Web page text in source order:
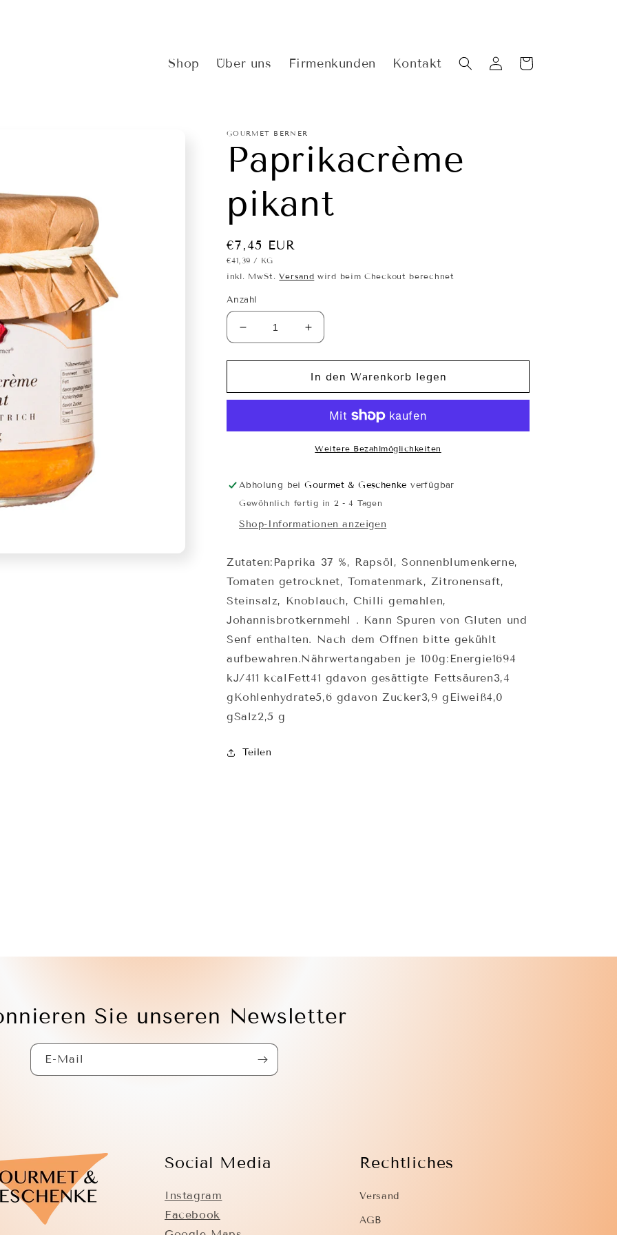
Shop Über uns Firmenkunden Kontakt EinloggenWarenkorb
GOURMET BERNER
Paprikacrème
pikant
Normaler
Preis
€7,45 EUR
GRUNDPREIS
€41,39 / PRO
KG
inkl. MwSt.Versand wird beim Checkout berechnet
Anzahl
Verringere
die
Menge
Paprikacrème
Erhöhe
die
Menge
für
Paprikacrème
In den Warenkorb legen
Weitere Bezahlmöglichkeiten
Abholung beiGourmet & Geschenke verfügbar
Gewöhnlich fertig in 2 - 4 Tagen
Shop-Informationen anzeigen
Zutaten:Paprika 37 %, Rapsöl, Sonnenblumenkerne,
Tomaten getrocknet, Tomatenmark, Zitronensaft,
Steinsalz, Knoblauch, Chilli gemahlen,
Johannisbrotkernmehl . Kann Spuren von Gluten und
Senf enthalten. Nach dem Öffnen bitte gekühlt
aufbewahren.Nährwertangaben je 100g:Energie1694
kJ/411 kcalFett41 gdavon gesättigte Fettsäuren3,4
gKohlenhydrate5,6 gdavon Zucker3,9 gEiweiß4,0
gSalz2,5 g
Teilen
Sie unseren Newsletter
E-Mail
Social Media
Instagram
Facebook
Rechtliches
Versand
AGB